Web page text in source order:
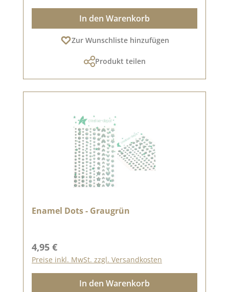
In den Warenkorb
Zur Wunschliste hinzufügen
Produkt teilen
Enamel Dots - Graugrün
Regulärer Preis:
4,95 €
Preise inkl. MwSt. zzgl. Versandkosten
In den Warenkorb